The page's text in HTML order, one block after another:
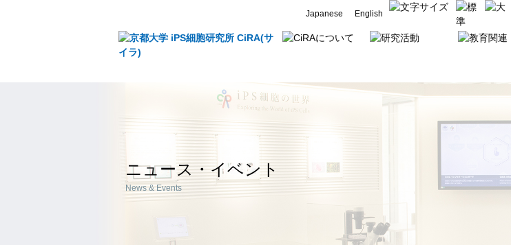
Japanese English
ニュース・イベント
News & Events